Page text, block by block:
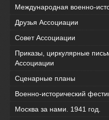
Международная военно-
Друзья Ассоциации
Совет Ассоциации
Приказы, циркулярные
Ассоциации
Сценарные планы
Военно-исторический
Москва за нами. 1941 год.